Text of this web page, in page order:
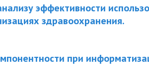
эффективности
здравоохранения.
при